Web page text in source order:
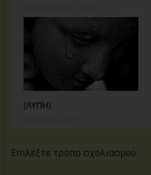
(ΛΥΠΗ)
Επιλέξτε τρόπο σχολιασμoύ: